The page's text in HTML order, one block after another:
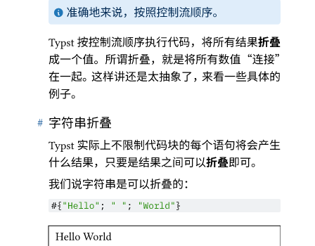
准确地来说， 按照控制流顺序。
Typst按控制流顺序执行代码， 将所有结果折叠
成一个值。 所谓折叠， 就是将所有数值 “连接”
在一起。 这样讲还是太抽象了 ， 来看一些具体的
例子。
# 字符串折叠
Typst实际上不限制代码块的每个语句将会产生
什么结果， 只要是结果之间可以折叠即可。
我们说字符串是可以折叠的：
#{ "Hello" ; " " ; "World" }
Hello World